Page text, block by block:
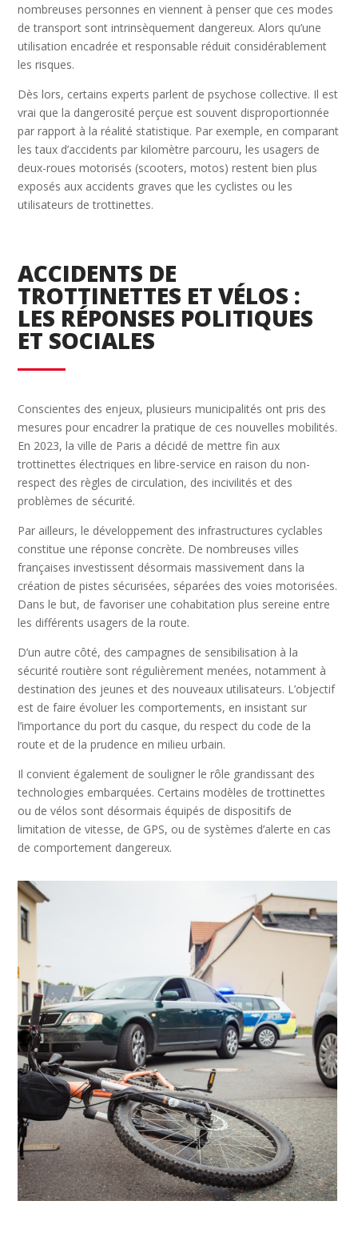
nombreuses personnes en viennent à penser que ces modes
de transport sont intrinsèquement dangereux. Alors qu’une
utilisation encadrée et responsable réduit considérablement
les risques.
Dès lors, certains experts parlent de psychose collective. Il est
vrai que la dangerosité perçue est souvent disproportionnée
par rapport à la réalité statistique. Par exemple, en comparant
les taux d’accidents par kilomètre parcouru, les usagers de
deux-roues motorisés (scooters, motos) restent bien plus
exposés aux accidents graves que les cyclistes ou les
utilisateurs de trottinettes.
ACCIDENTS DE
TROTTINETTES ET VÉLOS :
LES RÉPONSES POLITIQUES
ET SOCIALES
Conscientes des enjeux, plusieurs municipalités ont pris des
mesures pour encadrer la pratique de ces nouvelles mobilités.
En 2023, la ville de Paris a décidé de mettre fin aux
trottinettes électriques en libre-service en raison du non-
respect des règles de circulation, des incivilités et des
problèmes de sécurité.
Par ailleurs, le développement des infrastructures cyclables
constitue une réponse concrète. De nombreuses villes
françaises investissent désormais massivement dans la
création de pistes sécurisées, séparées des voies motorisées.
Dans le but, de favoriser une cohabitation plus sereine entre
les différents usagers de la route.
D’un autre côté, des campagnes de sensibilisation à la
sécurité routière sont régulièrement menées, notamment à
destination des jeunes et des nouveaux utilisateurs. L’objectif
est de faire évoluer les comportements, en insistant sur
l’importance du port du casque, du respect du code de la
route et de la prudence en milieu urbain.
Il convient également de souligner le rôle grandissant des
technologies embarquées. Certains modèles de trottinettes
ou de vélos sont désormais équipés de dispositifs de
limitation de vitesse, de GPS, ou de systèmes d’alerte en cas
de comportement dangereux.